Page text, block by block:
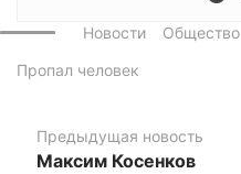
Новости Общество
Пропал человек
Предыдущая новость
Максим Косенков